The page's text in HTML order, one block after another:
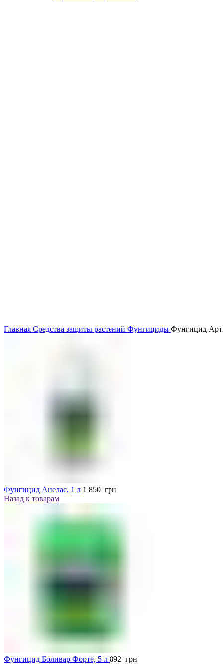
Главная Средства защиты растений Фунгициды Фунгицид
Фунгицид Анелас, 1 л 1 850 грн
Назад к товарам
Фунгицид Боливар Форте, 5 л 892 грн